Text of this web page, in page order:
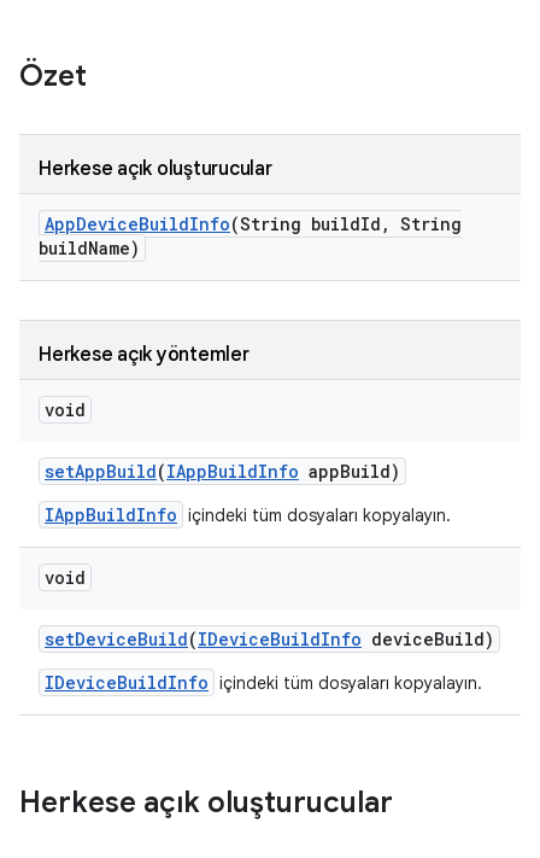
Özet
Herkese açık oluşturucular
AppDeviceBuildInfo(String buildId , String
buildName)
Herkese açık yöntemler
void
setAppBuild(IAppBuildInfo appBuild)
IAppBuildInfo içindeki tüm dosyaları kopyalayın.
void
setDeviceBuild(IDeviceBuildInfo deviceBuild)
IDeviceBuildInfo içindeki tüm dosyaları kopyalayın.
Herkese açık oluşturucular